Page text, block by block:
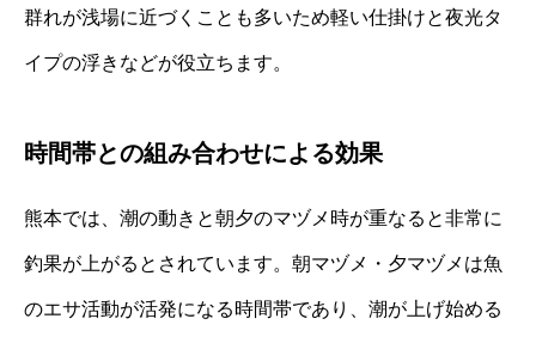
群れが浅場に近づくことも多いため軽い仕掛けと夜光タ
イプの浮きなどが役立ちます。
時間帯との組み合わせによる効果
熊本では、潮の動きと朝夕のマヅメ時が重なると非常に
釣果が上がるとされています。朝マヅメ・夕マヅメは魚
のエサ活動が活発になる時間帯であり、潮が上げ始める